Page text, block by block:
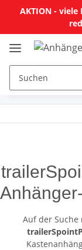
AKTION - viele
Auf der Suche